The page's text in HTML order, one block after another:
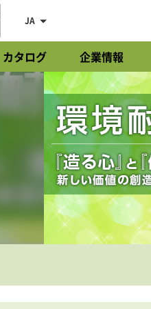
JA
カタログ 企業情報